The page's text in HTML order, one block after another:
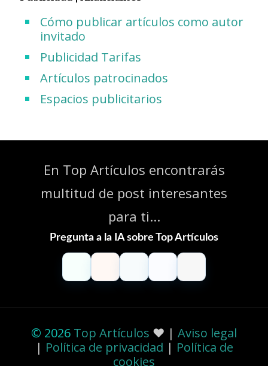
Cómo publicar artículos como autor
invitado
Publicidad Tarifas
Artículos patrocinados
Espacios publicitarios
En Top Artículos encontrarás
multitud de post interesantes
para ti...
Pregunta a la IA sobre Top Artículos
ChatGPT
ClaudePerplexity
Gemini
Grok
© 2026 Top Artículos ❤️ | Aviso legal
| Política de privacidad | Política de
cookies